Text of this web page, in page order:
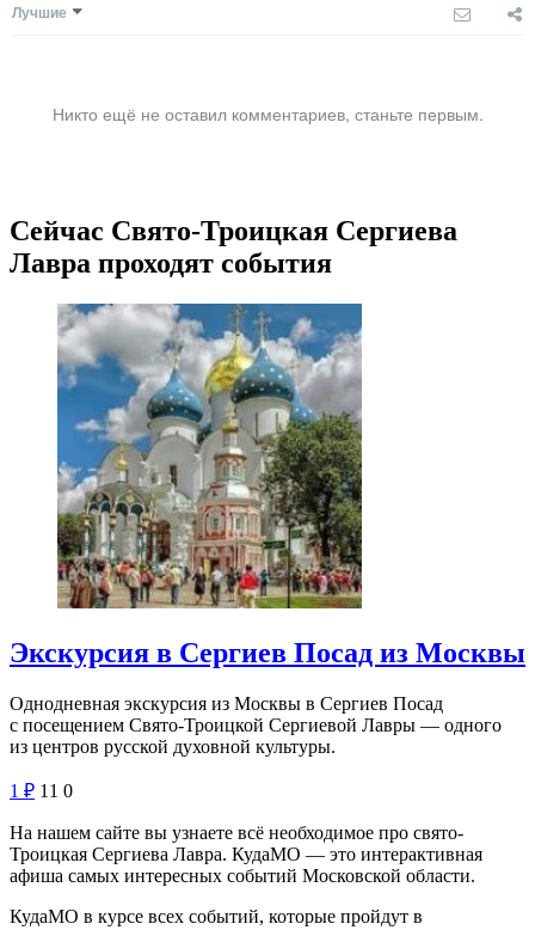
Лучшие
Никто ещё не оставил комментариев, станьте первым.
Сейчас Свято-Троицкая Сергиева
Лавра проходят события
Экскурсия в Сергиев Посад из Москвы
Однодневная экскурсия из Москвы в Сергиев Посад
с посещением Свято-Троицкой Сергиевой Лавры — одного
из центров русской духовной культуры.
1 ₽ 11 0
На нашем сайте вы узнаете всё необходимое про свято-
Троицкая Сергиева Лавра. КудаМО — это интерактивная
афиша самых интересных событий Московской области.
КудаМО в курсе всех событий, которые пройдут в